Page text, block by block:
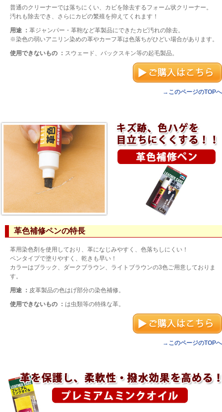
普通のクリーナーでは落ちにくい、カビを除去するフォーム状クリーナー。
汚れも除去でき、さらにカビの繁殖を抑えてくれます！
用途 ： 革ジャンパー・革鞄など革製品にできたカビ汚れの除去。
※染色の弱いアニリン染めの革やカーフ革は色落ちがひどい場合があります。
使用できないもの ： スウェード、バックスキン等の起毛製品。
→このページのTOPへ
革色補修ペンの特長
革用染色剤を使用しており、革になじみやすく、色落ちしにくい！
ペンタイプで塗りやすく、乾きも早い！
カラーはブラック、ダークブラウン、ライトブラウンの3色ご用意しておりま
す。
用途 ： 皮革製品の色はげ部分の染色補修。
使用できないもの ： は虫類等の特殊な革。
→このページのTOPへ